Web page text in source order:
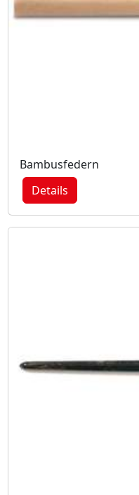
Bambusfedern
Details